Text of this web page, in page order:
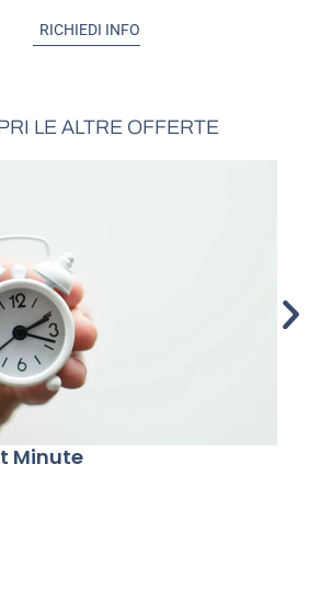
RICHIEDI INFO
LE ALTRE OFFERTE
Minute